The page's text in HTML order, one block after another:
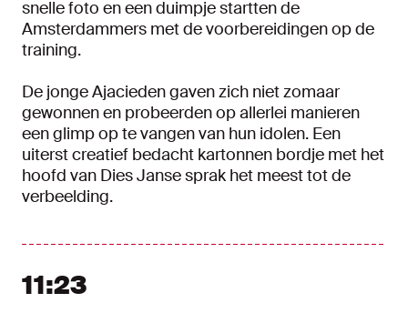
snelle foto en een duimpje startten de
Amsterdammers met de voorbereidingen op de
training.
De jonge Ajacieden gaven zich niet zomaar
gewonnen en probeerden op allerlei manieren
een glimp op te vangen van hun idolen. Een
uiterst creatief bedacht kartonnen bordje met het
hoofd van Dies Janse sprak het meest tot de
verbeelding.
11:23